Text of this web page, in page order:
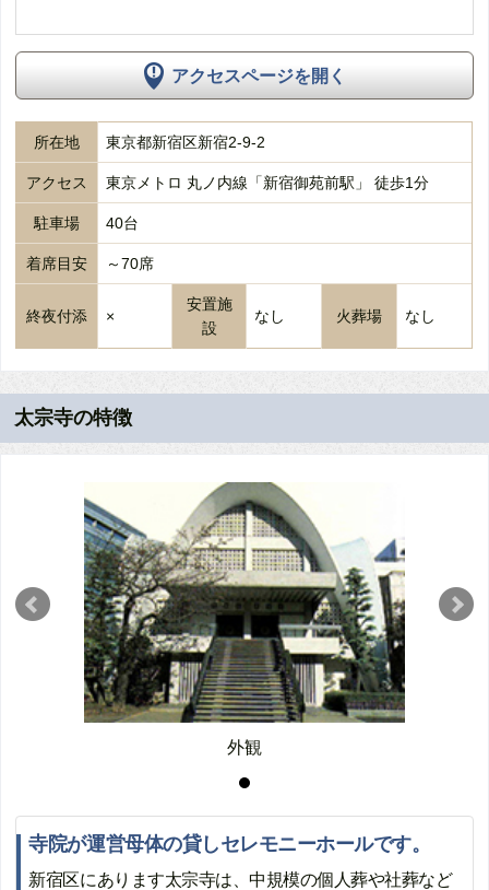
アクセスページを開く
所在地 東京都新宿区新宿2-9-2
アクセス 東京メトロ 丸ノ内線「新宿御苑前駅」 徒歩1分
駐車場 40台
着席目安 ～70席
終夜付添 ×
安置施
設
なし 火葬場 なし
太宗寺の特徴
外観
寺院が運営母体の貸しセレモニーホールです。
新宿区にあります太宗寺は、中規模の個人葬や社葬など